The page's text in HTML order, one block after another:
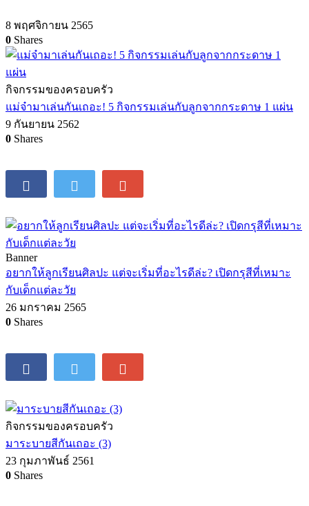
8 พฤศจิกายน 2565
0 Shares
กิจกรรมของครอบครัว
แม่จ๋ามาเล่นกันเถอะ! 5 กิจกรรมเล่นกับลูกจากกระดาษ 1 แผ่น
9 กันยายน 2562
0 Shares
Banner
อยากให้ลูกเรียนศิลปะ แต่จะเริ่มที่อะไรดีล่ะ? เปิดกรุสีที่เหมาะ
กับเด็กแต่ละวัย
26 มกราคม 2565
0 Shares
กิจกรรมของครอบครัว
มาระบายสีกันเถอะ (3)
23 กุมภาพันธ์ 2561
0 Shares